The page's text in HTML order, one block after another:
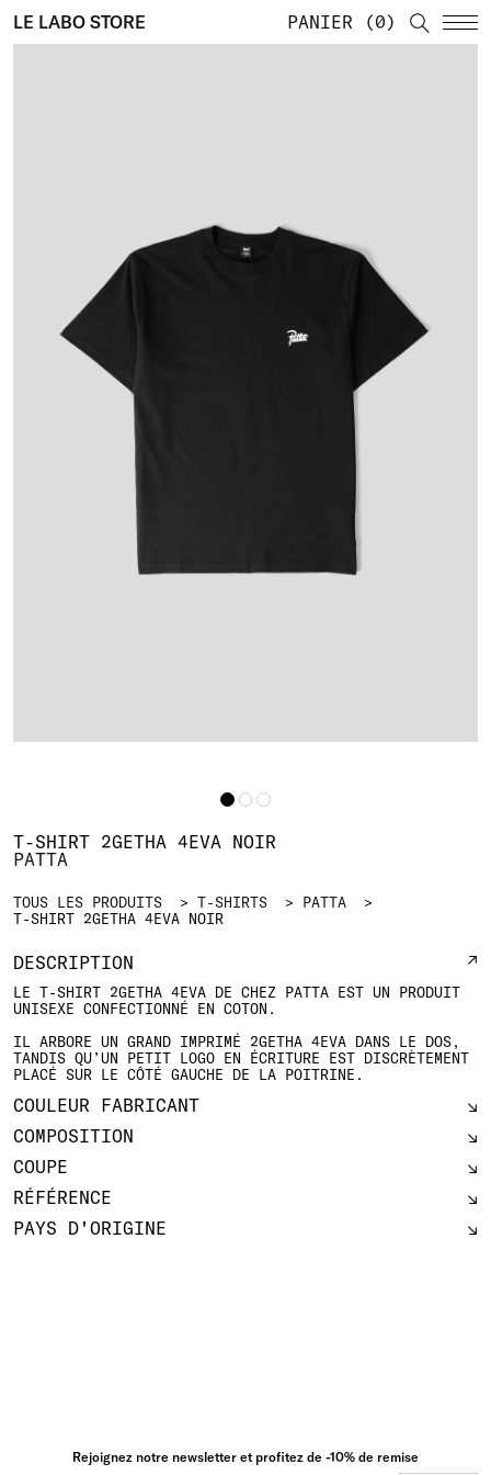
LE LABO STORE PANIER 0
TOUS LES PRODUITS T-SHIRTS
PATTA
T-SHIRT 2GETHA 4EVA NOIR
T-SHIRT 2GETHA 4EVA NOIR
PATTA
DESCRIPTION
LE T-SHIRT 2GETHA 4EVA DE CHEZ PATTA EST UN PRODUIT
UNISEXE CONFECTIONNÉ EN COTON.
IL ARBORE UN GRAND IMPRIMÉ 2GETHA 4EVA DANS LE DOS,
TANDIS QU’UN PETIT LOGO EN ÉCRITURE EST DISCRÈTEMENT
PLACÉ SUR LE CÔTÉ GAUCHE DE LA POITRINE.
COULEUR FABRICANT
COMPOSITION
COUPE
RÉFÉRENCE
PAYS D'ORIGINE
Rejoignez notre newsletter et profitez de -10% de remise